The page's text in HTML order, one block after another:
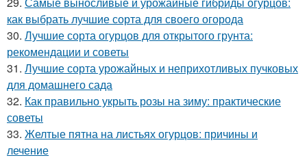
как выбрать лучшие сорта для своего огорода
30. Лучшие сорта огурцов для открытого грунта:
рекомендации и советы
31. Лучшие сорта урожайных и неприхотливых пучковых
для домашнего сада
32. Как правильно укрыть розы на зиму: практические
советы
33. Желтые пятна на листьях огурцов: причины и
лечение